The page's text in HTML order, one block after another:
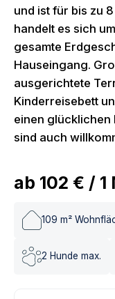
und ist für bis zu
handelt es sich
gesamte
Hauseingang.
ausgerichtete
Kinderreisebett
einen glücklichen
sind auch
ab 102 € / 1
109 m²
2 Hunde max.